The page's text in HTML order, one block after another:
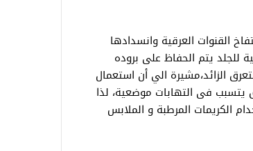
القنوات العرقية وانسدادها
يتم الحفاظ على بروده
الزائد،مشيرة الي أن استعمال
يتسبب فى التهابات موضعية، لذا
الكريمات المرطبة و الملابس